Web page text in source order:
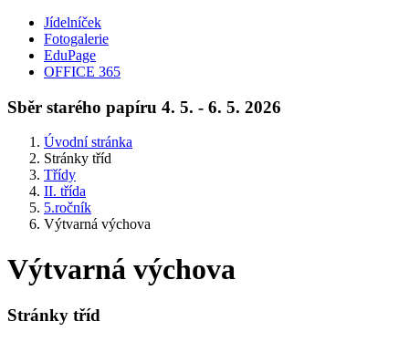
Jídelníček
Fotogalerie
EduPage
OFFICE 365
Sběr starého papíru 4. 5. - 6. 5. 2026
Úvodní stránka
Stránky tříd
Třídy
II. třída
5.ročník
Výtvarná výchova
Výtvarná výchova
Stránky tříd